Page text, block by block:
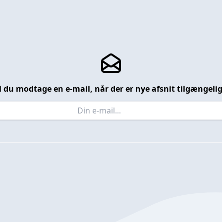
du modtage en e-mail, når der er nye afsnit